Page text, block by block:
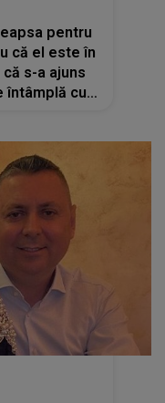
pentru
că el este în
s-a ajuns
întâmplă cu